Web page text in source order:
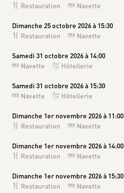
Restauration
Navette
Dimanche 25 octobre 2026 à 15:30
Restauration
Navette
Samedi 31 octobre 2026 à 14:00
Navette
Hôtellerie
Samedi 31 octobre 2026 à 15:30
Navette
Hôtellerie
Dimanche 1er novembre 2026 à 11:00
Restauration
Navette
Dimanche 1er novembre 2026 à 14:00
Restauration
Navette
Dimanche 1er novembre 2026 à 15:30
Restauration
Navette